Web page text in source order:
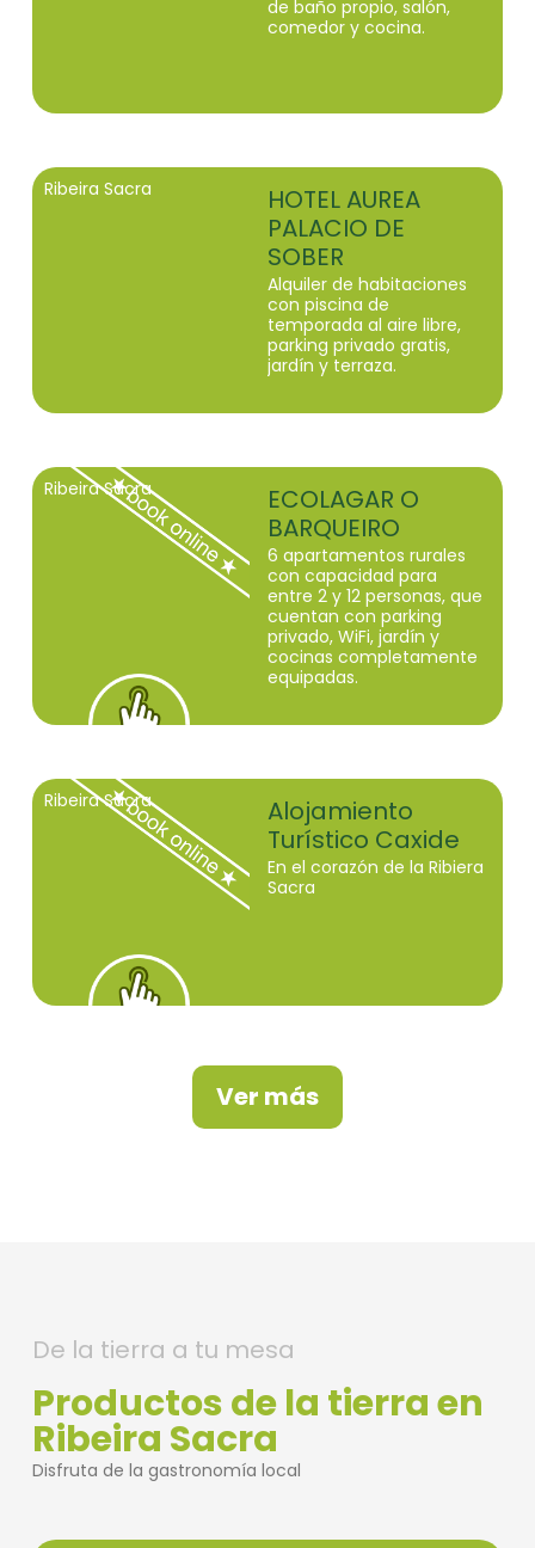
de baño propio, salón,
comedor y cocina.
Ribeira Sacra
HOTEL AUREA
PALACIO DE
SOBER
Alquiler de habitaciones
con piscina de
temporada al aire libre,
parking privado gratis,
jardín y terraza.
Ribeira Sacra
ECOLAGAR O
BARQUEIRO
6 apartamentos rurales
con capacidad para
entre 2 y 12 personas, que
cuentan con parking
privado, WiFi, jardín y
cocinas completamente
equipadas.
Ribeira Sacra
Alojamiento
Turístico Caxide
En el corazón de la Ribiera
Sacra
Ver más
De la tierra a tu mesa
Productos de la tierra en
Ribeira Sacra
Disfruta de la gastronomía local